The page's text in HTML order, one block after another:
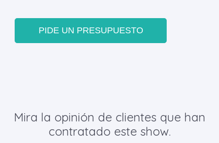
PIDE UN PRESUPUESTO
Mira la opinión de clientes que han
contratado este show.